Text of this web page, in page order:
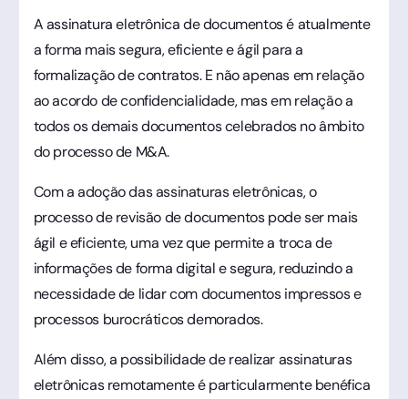
A assinatura eletrônica de documentos é atualmente
a forma mais segura, eficiente e ágil para a
formalização de contratos. E não apenas em relação
ao acordo de confidencialidade, mas em relação a
todos os demais documentos celebrados no âmbito
do processo de M&A.
Com a adoção das assinaturas eletrônicas, o
processo de revisão de documentos pode ser mais
ágil e eficiente, uma vez que permite a troca de
informações de forma digital e segura, reduzindo a
necessidade de lidar com documentos impressos e
processos burocráticos demorados.
Além disso, a possibilidade de realizar assinaturas
eletrônicas remotamente é particularmente benéfica